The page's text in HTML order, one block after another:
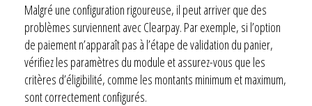
Malgré une configuration rigoureuse, il peut arriver que des
problèmes surviennent avec Clearpay. Par exemple, si l’option
de paiement n’apparaît pas à l’étape de validation du panier,
vérifiez les paramètres du module et assurez-vous que les
critères d’éligibilité, comme les montants minimum et maximum,
sont correctement configurés.